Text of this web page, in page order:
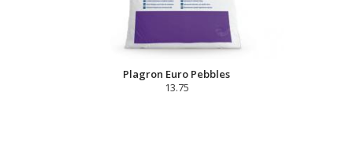
Plagron Euro Pebbles
13.75